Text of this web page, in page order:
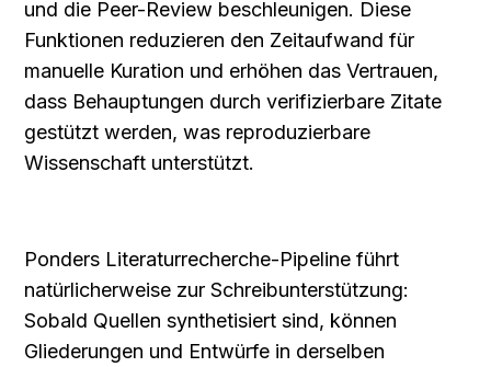
und die Peer-Review beschleunigen. Diese
Funktionen reduzieren den Zeitaufwand für
manuelle Kuration und erhöhen das Vertrauen,
dass Behauptungen durch verifizierbare Zitate
gestützt werden, was reproduzierbare
Wissenschaft unterstützt.
Ponders Literaturrecherche-Pipeline führt
natürlicherweise zur Schreibunterstützung:
Sobald Quellen synthetisiert sind, können
Gliederungen und Entwürfe in derselben